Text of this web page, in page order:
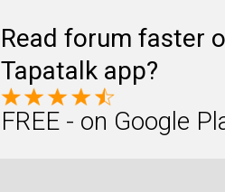
Read forum faster
Tapatalk app?
FREE - on Google